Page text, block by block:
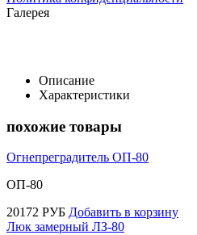
Галерея
Описание
Характеристики
похожие товары
Огнепреградитель ОП-80
ОП-80
20172 РУБ Добавить в корзину
Люк замерный ЛЗ-80